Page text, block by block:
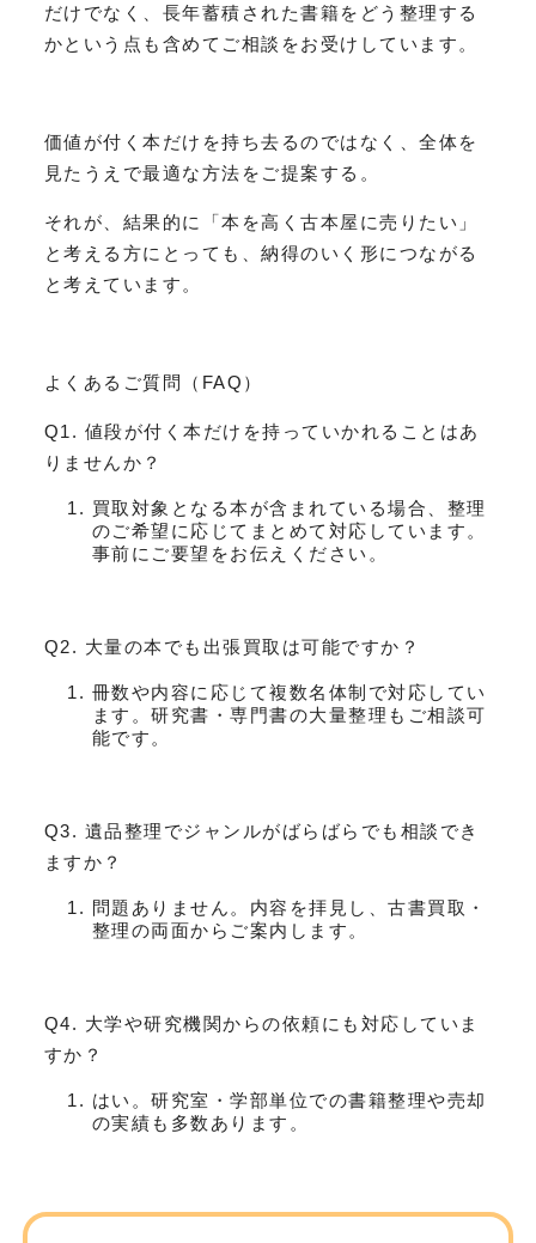
だけでなく、長年蓄積された書籍をどう整理する
かという点も含めてご相談をお受けしています。
価値が付く本だけを持ち去るのではなく、全体を
見たうえで最適な方法をご提案する。
それが、結果的に「本を高く古本屋に売りたい」
と考える方にとっても、納得のいく形につながる
と考えています。
よくあるご質問（FAQ）
Q1. 値段が付く本だけを持っていかれることはあ
りませんか？
買取対象となる本が含まれている場合、整理
のご希望に応じてまとめて対応しています。
事前にご要望をお伝えください。
Q2. 大量の本でも出張買取は可能ですか？
冊数や内容に応じて複数名体制で対応してい
ます。研究書・専門書の大量整理もご相談可
能です。
Q3. 遺品整理でジャンルがばらばらでも相談でき
ますか？
問題ありません。内容を拝見し、古書買取・
整理の両面からご案内します。
Q4. 大学や研究機関からの依頼にも対応していま
すか？
はい。研究室・学部単位での書籍整理や売却
の実績も多数あります。